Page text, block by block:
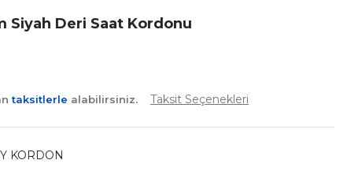
Siyah Deri Saat Kordonu
taksitlerle alabilirsiniz. Taksit Seçenekleri
KORDON